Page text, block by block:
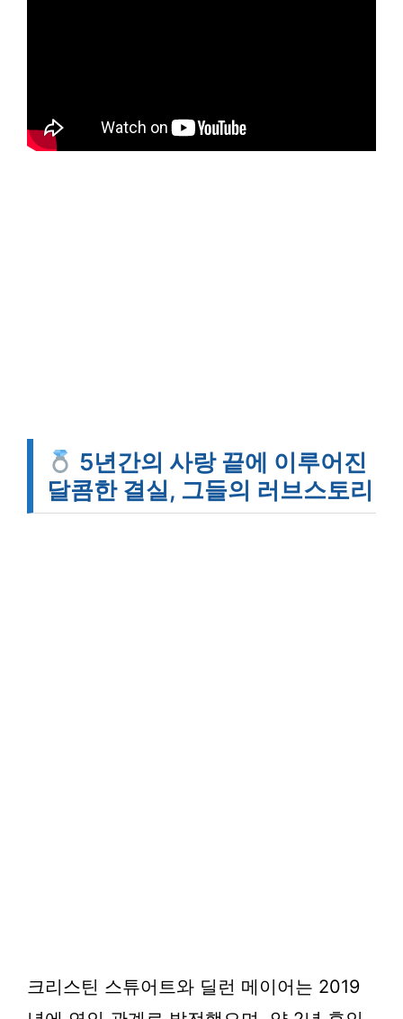
5년간의 사랑 끝에 이루어진
달콤한 결실, 그들의 러브스토리
크리스틴 스튜어트와 딜런 메이어는 2019